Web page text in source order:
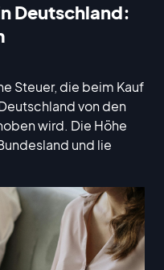
Deutschland:
Steuer, die beim Kauf
von den
wird. Die Höhe
und lie